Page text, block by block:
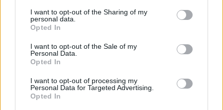
I want to opt-out of the Sharing of my
personal data.
Opted In
I want to opt-out of the Sale of my
Personal Data.
Opted In
I want to opt-out of processing my
Personal Data for Targeted Advertising.
Opted In